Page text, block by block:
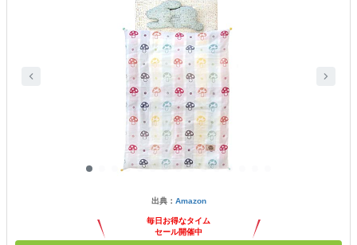
出典： Amazon
毎日お得なタイム
セール開催中